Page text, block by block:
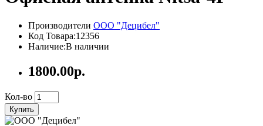
Производители ООО "Децибел"
Код Товара:12356
Наличие:В наличии
1800.00р.
Кол-во
Купить